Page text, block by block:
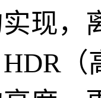
现，